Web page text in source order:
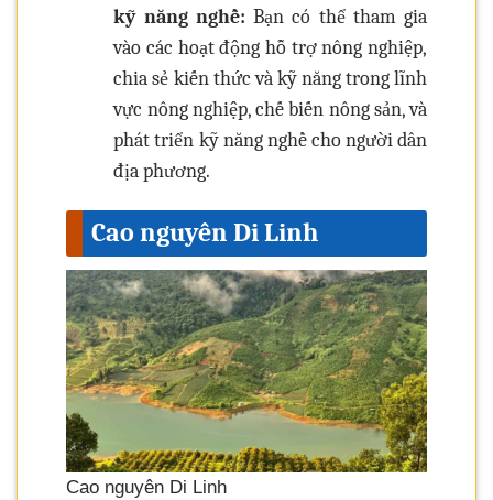
kỹ năng nghề: Bạn có thể tham gia
vào các hoạt động hỗ trợ nông nghiệp,
chia sẻ kiến thức và kỹ năng trong lĩnh
vực nông nghiệp, chế biến nông sản, và
phát triển kỹ năng nghề cho người dân
địa phương.
Cao nguyên Di Linh
Cao nguyên Di Linh